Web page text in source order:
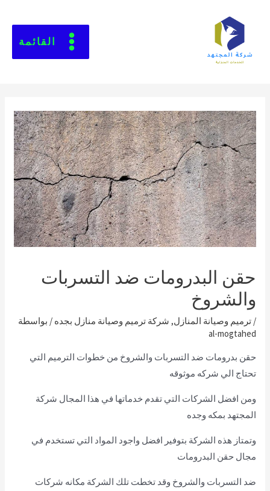
القائمة
حقن البدرومات ضد التسربات
والشروخ
/ترميم وصيانة المنازل, شركة ترميم وصيانة منازل بجده / بواسطة
al-mogtahed
حقن بدرومات ضد التسربات والشروخ من خطوات الترميم التي
تحتاج الي شركه موثوقه
ومن افضل الشركات التي تقدم خدماتها في هذا المجال شركة
المجتهد بمكه وجده
وتمتاز هذه الشركة بتوفير افضل واجود المواد التي تستخدم في
مجال حقن البدرومات
ضد التسربات والشروخ وقد تخطت تلك الشركة مكانه شركات